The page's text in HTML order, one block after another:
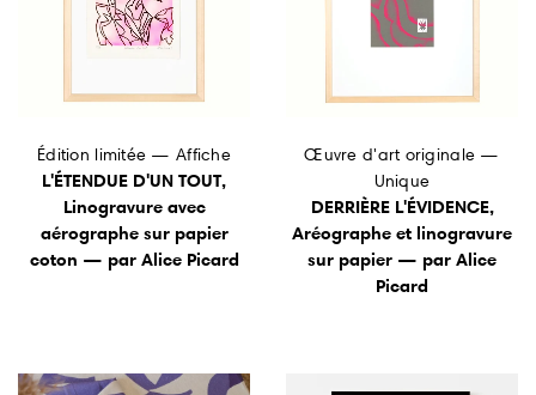
Art mural
Vente en gros
À propos
Mon compte
Édition limitée — Affiche
L'ÉTENDUE D'UN TOUT,
Linogravure avec
aérographe sur papier
coton — par Alice Picard
Œuvre d'art originale —
Unique
DERRIÈRE L'ÉVIDENCE,
Aréographe et linogravure
sur papier — par Alice
Picard